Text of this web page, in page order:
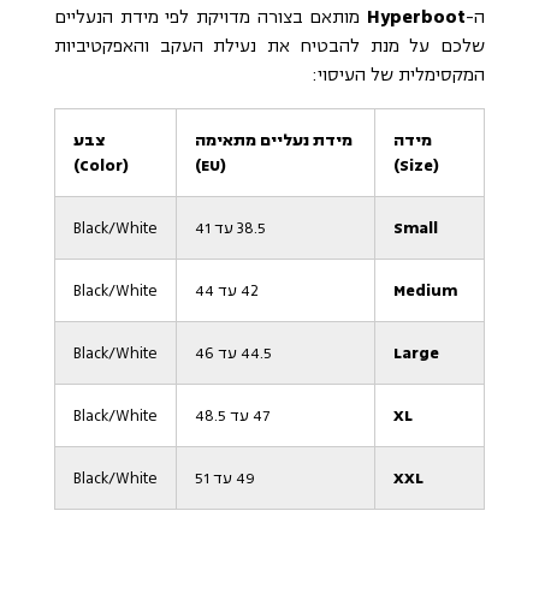
ה-Hyperboot מותאם בצורה מדויקת לפי מידת הנעליים
שלכם על מנת להבטיח את נעילת העקב והאפקטיביות
המקסימלית של העיסוי:
מידה
(Size)
מידת נעליים מתאימה
(EU)
צבע
(Color)
Small 38.5 עד 41 Black/White
Medium 42 עד 44 Black/White
Large 44.5 עד 46 Black/White
XL 47 עד 48.5 Black/White
XXL 49 עד 51 Black/White